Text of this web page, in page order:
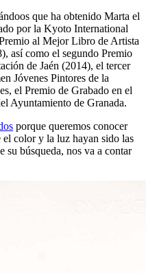
que ha obtenido Marta el
por la Kyoto International
al Mejor Libro de Artista
así como el segundo Premio
de Jaén (2014), el tercer
Jóvenes Pintores de la
el Premio de Grabado en el
Ayuntamiento de Granada.
porque queremos conocer
el color y la luz hayan sido las
su búsqueda, nos va a contar